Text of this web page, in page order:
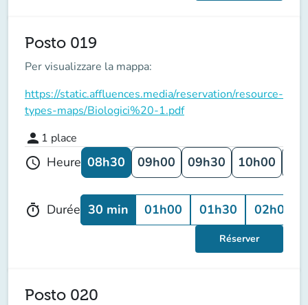
Posto 019
Per visualizzare la mappa:
https://static.affluences.media/reservation/resource-
types-maps/Biologici%20-1.pdf
person 1 place
schedule Heure 08h30 09h00 09h30 10h00
timer Durée 30 min 01h00 01h30 02h00
Réserver
Posto 020